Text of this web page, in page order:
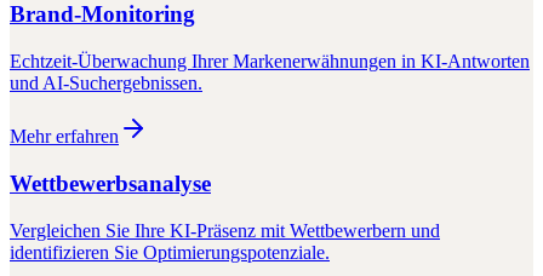
Brand-Monitoring
Echtzeit-Überwachung Ihrer Markenerwähnungen in KI-Antworten
und AI-Suchergebnissen.
Mehr erfahren
Wettbewerbsanalyse
Vergleichen Sie Ihre KI-Präsenz mit Wettbewerbern und
identifizieren Sie Optimierungspotenziale.